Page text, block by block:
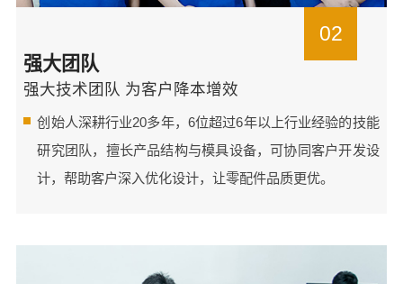
02
强大团队
强大技术团队 为客户降本增效
创始人深耕行业20多年，6位超过6年以上行业经验的技能
研究团队，擅长产品结构与模具设备，可协同客户开发设
计，帮助客户深入优化设计，让零配件品质更优。